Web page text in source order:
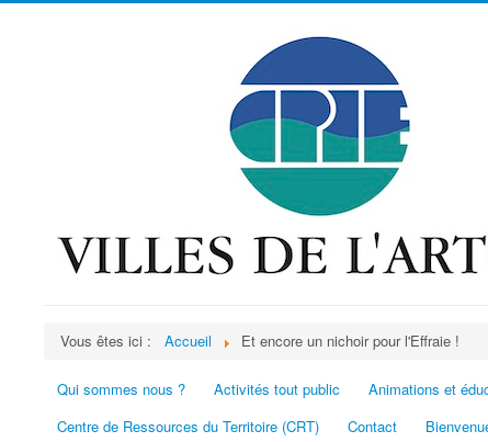
Vous êtes ici : Accueil Et encore un nichoir pour l'Effraie !
Qui sommes nous ? Activités tout public Animations et
Centre de Ressources du Territoire (CRT)
Contact